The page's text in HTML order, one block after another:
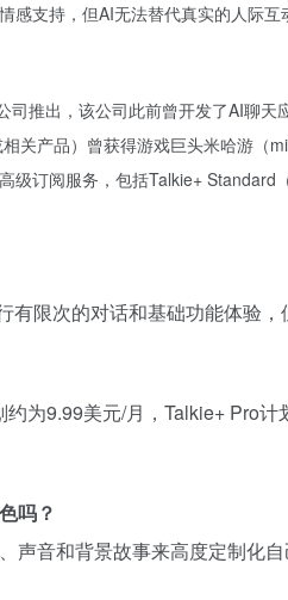
感支持，但AI无法替代真实的人际互
司推出，该公司此前曾开发了AI聊天
关产品）曾获得游戏巨头米哈游（
级订阅服务，包括Talkie+
有限次的对话和基础功能体验
为9.99美元/月，Talkie+ Pro
吗？
音和背景故事来高度定制化自